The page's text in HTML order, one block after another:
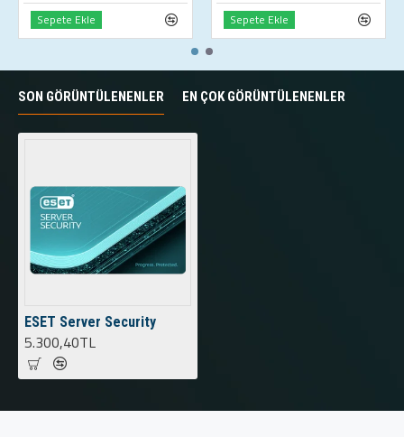
Sepete Ekle Sepete Ekle
SON GÖRÜNTÜLENENLER EN ÇOK GÖRÜNTÜLENENLER
ESET Server Security
5.300,40TL